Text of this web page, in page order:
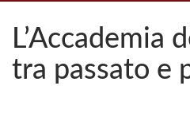
L’Accademia
tra passato e